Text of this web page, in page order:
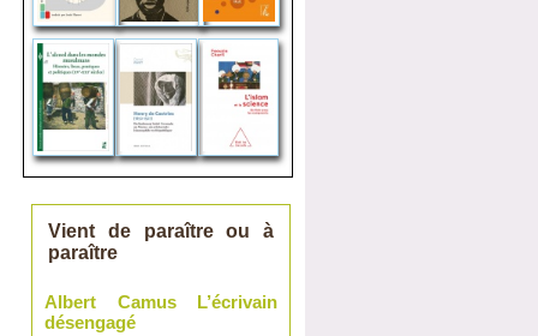
Vient de paraître ou à
paraître
Albert Camus L’écrivain
désengagé